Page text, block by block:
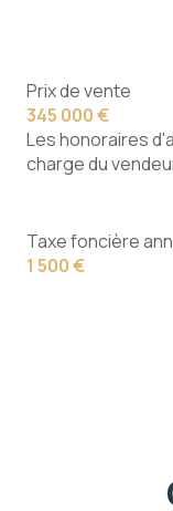
Prix de vente
345 000 €
Les honoraires
charge du
Taxe foncière
1 500 €